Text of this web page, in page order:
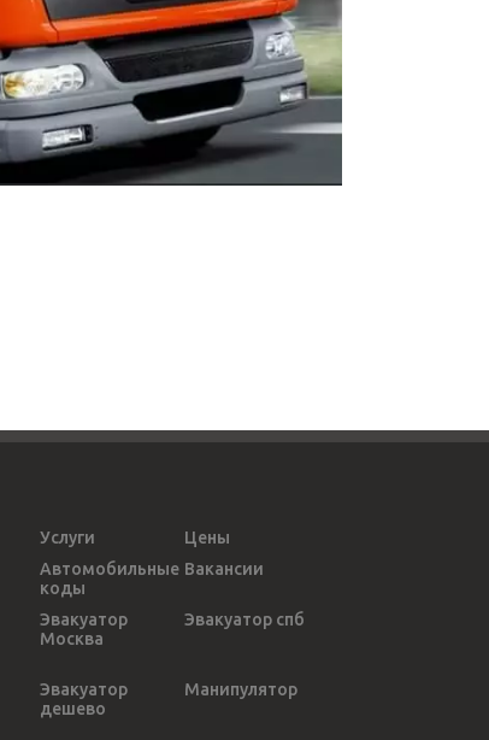
Услуги
Цены
Автомобильные
коды
Вакансии
Эвакуатор
Москва
Эвакуатор спб
Эвакуатор
дешево
Манипулятор